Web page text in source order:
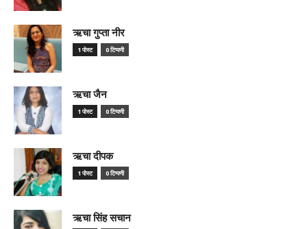
ऋचा गुप्ता नीर
1 पोस्ट 0 टिप्पणी
ऋचा जैन
1 पोस्ट 0 टिप्पणी
ऋचा दीपक
1 पोस्ट 0 टिप्पणी
ऋचा सिंह सचान